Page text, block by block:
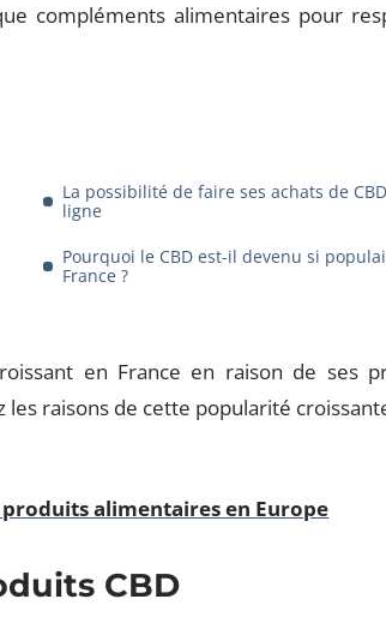
compléments alimentaires pour
La possibilité de faire ses achats de
ligne
Pourquoi le CBD est-il devenu si
France ?
en France en raison de ses
raisons de cette popularité
alimentaires en Europe
CBD